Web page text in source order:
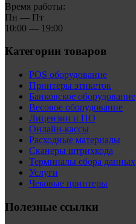
Время работы:
Пн — Пт
10:00 — 19:00
Категории товаров
POS оборудование
Принтеры этикеток
Банковское оборудование
Весовое оборудование
Лицензии и ПО
Онлайн-кассы
Расходные материалы
Сканеры штрихкода
Терминалы сбора данных
Услуги
Чековые принтеры
Полезные ссылки